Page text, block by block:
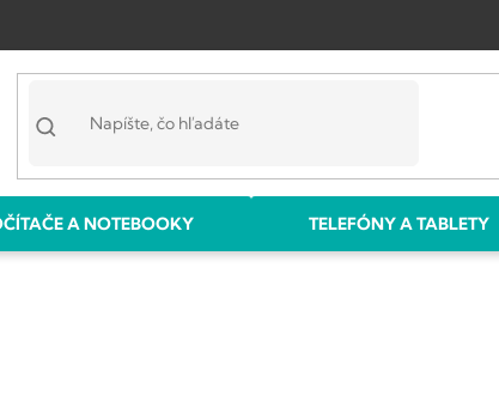
A NOTEBOOKY TELEFÓNY A TABLETY